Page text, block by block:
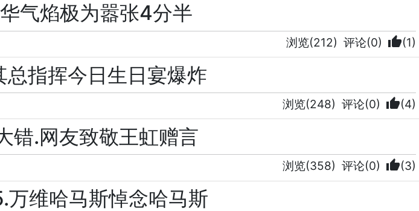
气焰极为嚣张4分半
浏览(212) 评论(0) thumb_up(1)
指挥今日生日宴爆炸
浏览(248) 评论(0) thumb_up(4)
错.网友致敬王虹赠言
浏览(358) 评论(0) thumb_up(3)
维哈马斯悼念哈马斯